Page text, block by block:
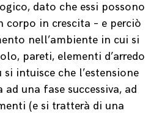
dato che essi possono
corpo in crescita – e perciò
nell’ambiente in cui si
pareti, elementi d’arredo
intuisce che l’estensione
una fase successiva, ad
(e si tratterà di una